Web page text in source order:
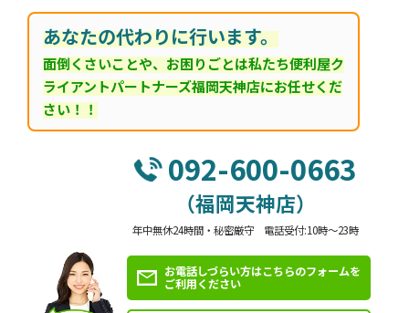
あなたの代わりに行います。
面倒くさいことや、お困りごとは私たち便利屋ク
ライアントパートナーズ福岡天神店にお任せくだ
さい！！
092-600-0663
（福岡天神店）
年中無休24時間・秘密厳守 電話受付:10時～23時
お電話しづらい方はこちらのフォームを
ご利用ください